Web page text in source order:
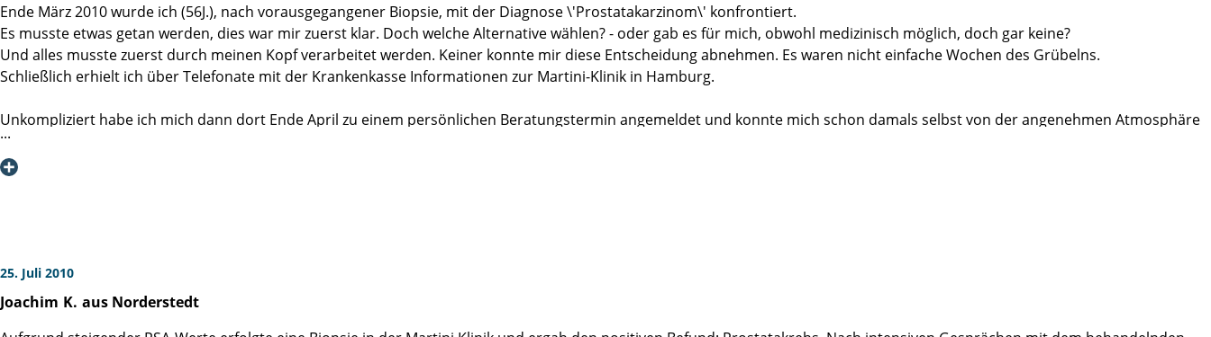
Ende März 2010 wurde ich (56J.), nach vorausgegangener Biopsie, mit der Diagnose \'Prostatakarzinom\' konfrontiert.
Es musste etwas getan werden, dies war mir zuerst klar. Doch welche Alternative wählen? - oder gab es für mich, obwohl medizinisch möglich, doch gar keine?
Und alles musste zuerst durch meinen Kopf verarbeitet werden. Keiner konnte mir diese Entscheidung abnehmen. Es waren nicht einfache Wochen des Grübelns.
Schließlich erhielt ich über Telefonate mit der Krankenkasse Informationen zur Martini-Klinik in Hamburg.
Unkompliziert habe ich mich dann dort Ende April zu einem persönlichen Beratungstermin angemeldet und konnte mich schon damals selbst von der angenehmen Atmosphäre
an dieser Hamburger Klinik überzeugen. Ich entschied mich schließlich nach der sachkundigen Beratung von Herrn Dr. Schlomm für eine Operation am Martini-Klinikum.
Da es wohl für eine solche Operation nie den richtigen Zeitpunkt gibt, war es mir sehr angenehm, dass der Termin für die Behandlung so gelegt werden konnte,
Partner zur Seite und man war an der Klinik gut darauf eingestellt.
Bei der Aufnahme auf Station 3 spürte ich sofort die Freundlichkeit - und auch die aktuelle Fußball-WM-Stimmung brauchte man nicht vermissen, denn
25. Juli 2010
Joachim K. aus Norderstedt